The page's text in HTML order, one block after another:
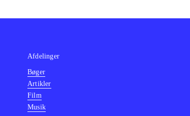
Afdelinger
Bøger
Artikler
Film
Musik